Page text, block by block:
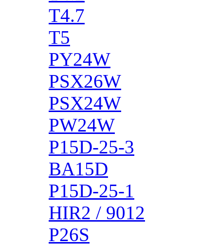
T4.7
T5
PY24W
PSX26W
PSX24W
PW24W
P15D-25-3
BA15D
P15D-25-1
HIR2 / 9012
P26S